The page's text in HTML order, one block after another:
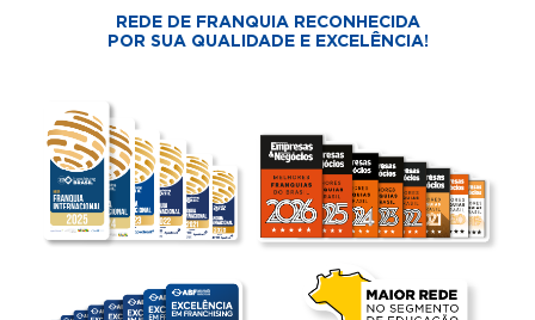
REDE DE FRANQUIA RECONHECIDA
POR SUA QUALIDADE E EXCELÊNCIA!